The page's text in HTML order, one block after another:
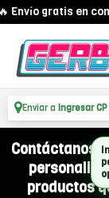
Envío gratis en
Enviar a Ingresar
Contáctanos
productos